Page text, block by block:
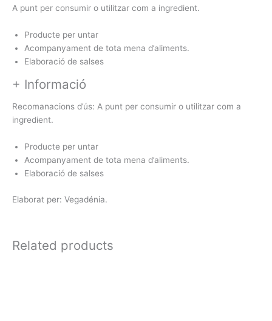
A punt per consumir o utilitzar com a ingredient.
Producte per untar
Acompanyament de tota mena d’aliments.
Elaboració de salses
+ Informació
Recomanacions d’ús: A punt per consumir o utilitzar com a
ingredient.
Producte per untar
Acompanyament de tota mena d’aliments.
Elaboració de salses
Elaborat per: Vegadénia.
Related products